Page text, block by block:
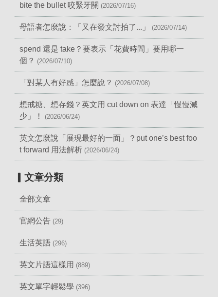
bite the bullet 咬緊牙關 (2026/07/16)
母語者怎麼說：「又在發文討拍了...」 (2026/07/14)
spend 還是 take？要表示「花費時間」要用哪一
個？ (2026/07/10)
「對某人有好感」怎麼說？ (2026/07/08)
想戒糖、想存錢？英文用 cut down on 表達「慢慢減
少」！
(2026/06/24)
英文怎麼說「展現最好的一面」？put one’s best foo
t forward 用法解析 (2026/06/24)
▎文章分類
全部文章
官網公告 (29)
生活英語 (296)
英文片語這樣用 (889)
英文單字輕鬆學 (396)